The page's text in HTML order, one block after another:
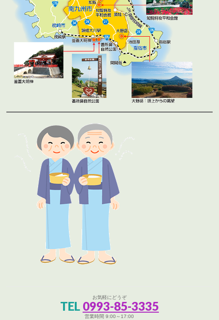
お気軽にどうぞ
TEL 0993-85-3335
営業時間 9:00～17:00